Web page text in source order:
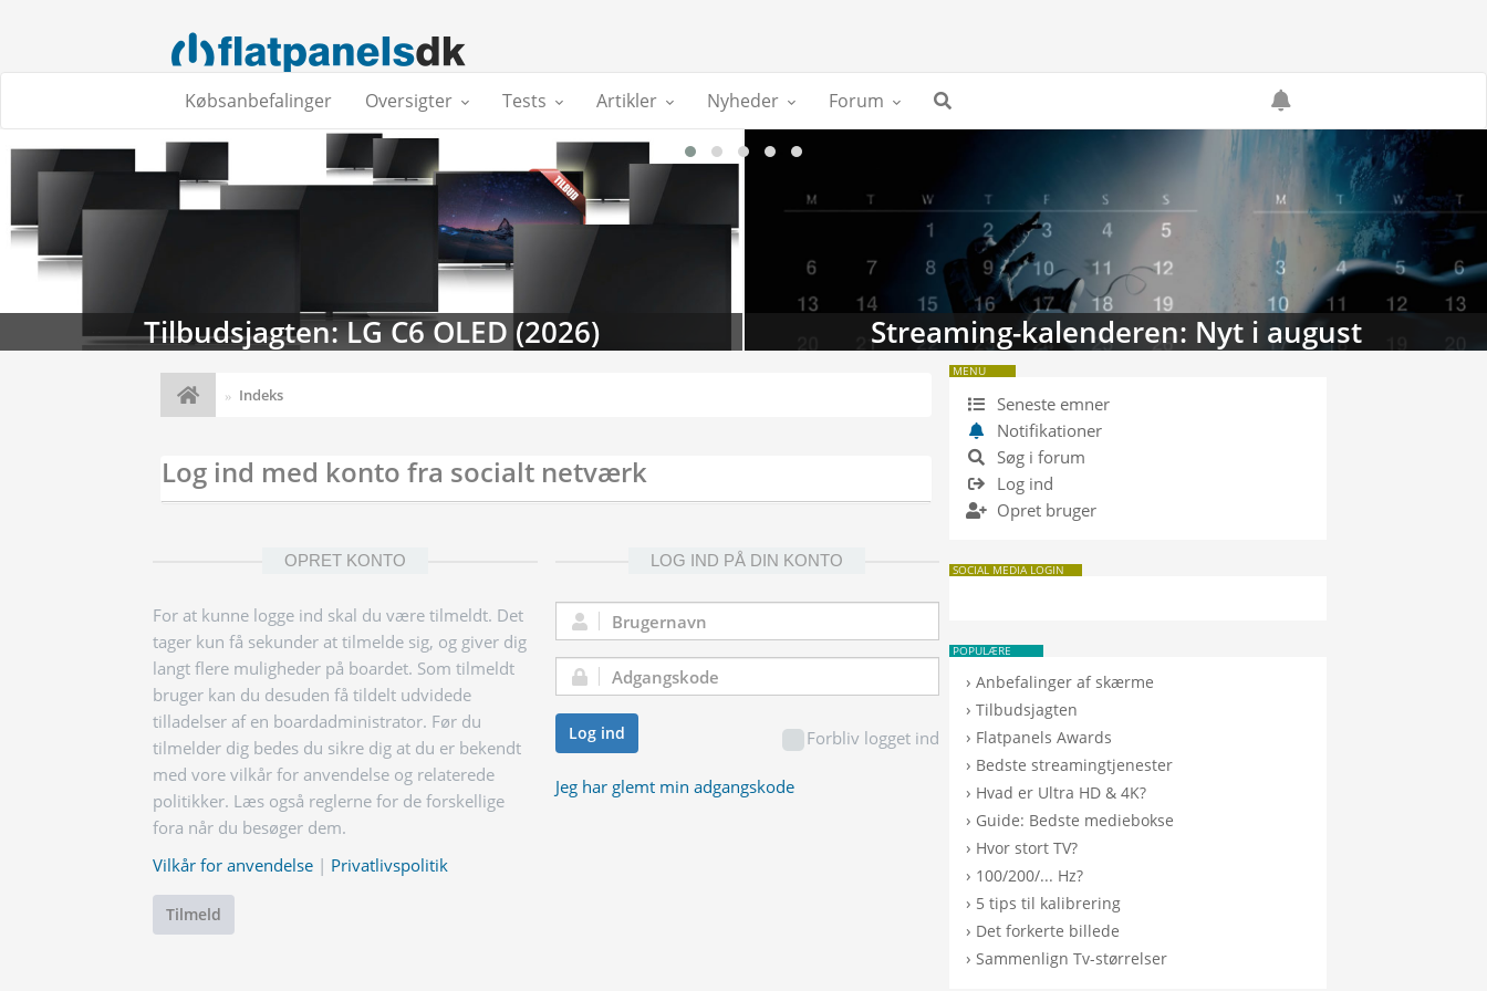
Købsanbefalinger Oversigter Tests Artikler Nyheder Forum
Tilbudsjagten: LG C6 OLED (2026) Streaming-kalenderen: Nyt i august
Indeks
Log ind med konto fra socialt netværk
OPRET KONTO
For at kunne logge ind skal du være tilmeldt. Det
tager kun få sekunder at tilmelde sig, og giver dig
langt flere muligheder på boardet. Som tilmeldt
bruger kan du desuden få tildelt udvidede
tilladelser af en boardadministrator. Før du
tilmelder dig bedes du sikre dig at du er bekendt
med vore vilkår for anvendelse og relaterede
politikker. Læs også reglerne for de forskellige
fora når du besøger dem.
Vilkår for anvendelse | Privatlivspolitik
Tilmeld
LOG IND PÅ DIN KONTO
Brugernavn:
Adgangskode:
Forbliv logget ind
Log ind
Jeg har glemt min adgangskode
MENU
Seneste emner
Notifikationer
Søg i forum
Log ind
Opret bruger
SOCIAL MEDIA LOGIN
POPULÆRE
›Anbefalinger af skærme
›Tilbudsjagten
› Flatpanels Awards
› Bedste streamingtjenester
› Hvad er Ultra HD & 4K?
› Guide: Bedste mediebokse
› Hvor stort TV?
› 100/200/... Hz?
› 5 tips til kalibrering
› Det forkerte billede
›Sammenlign Tv-størrelser